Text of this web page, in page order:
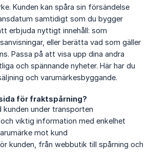
Kunden kan spåra sin försändelse
samtidigt som du bygger
erbjuda nyttigt innehåll: som
eller berätta vad som gäller
Passa på att visa upp dina andra
och spännande nyheter. Här har du
och varumärkesbyggande.
för fraktspårning?
kunden under transporten
och viktig information med enkelhet
mot kund
kunden, från webbutik till spårning och